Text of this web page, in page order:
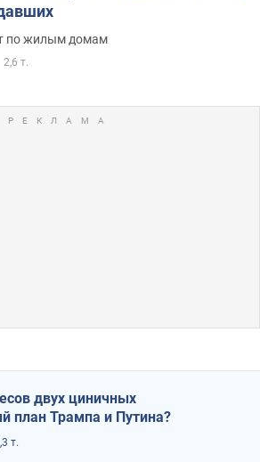
по жилым домам
2,6 т.
двух циничных
план Трампа и Путина?
т.